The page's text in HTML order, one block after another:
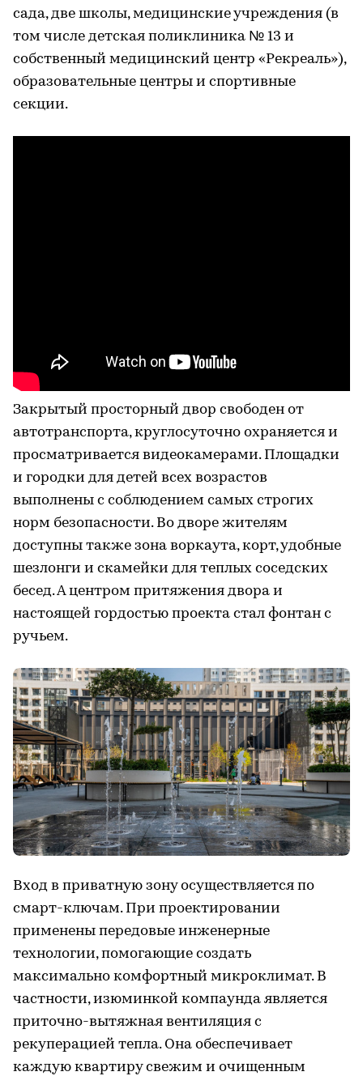
сада, две школы, медицинские учреждения (в
том числе детская поликлиника № 13 и
собственный медицинский центр «Рекреаль»),
образовательные центры и спортивные
секции.
Закрытый просторный двор свободен от
автотранспорта, круглосуточно охраняется и
просматривается видеокамерами. Площадки
и городки для детей всех возрастов
выполнены с соблюдением самых строгих
норм безопасности. Во дворе жителям
доступны также зона воркаута, корт, удобные
шезлонги и скамейки для теплых соседских
бесед. А центром притяжения двора и
настоящей гордостью проекта стал фонтан с
ручьем.
Вход в приватную зону осуществляется по
смарт-ключам. При проектировании
применены передовые инженерные
технологии, помогающие создать
максимально комфортный микроклимат. В
частности, изюминкой компаунда является
приточно-вытяжная вентиляция с
рекуперацией тепла. Она обеспечивает
каждую квартиру свежим и очищенным